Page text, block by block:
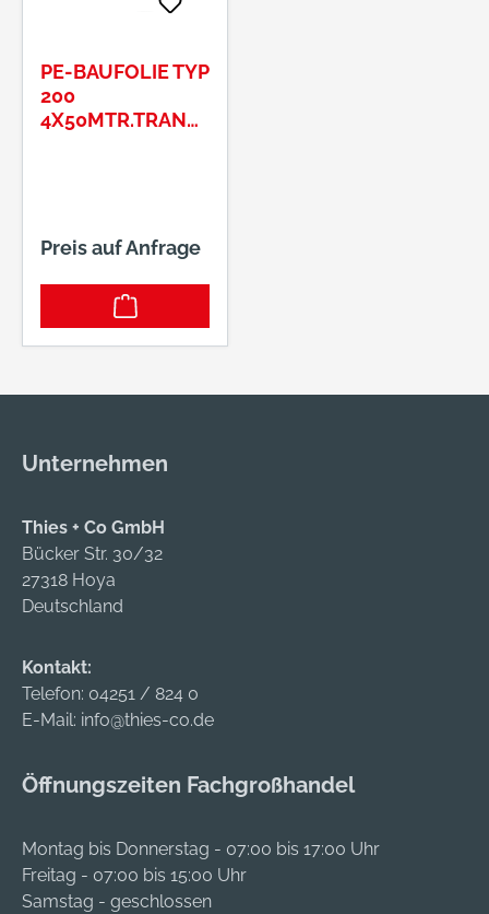
PE-BAUFOLIE TYP
200
4X50MTR.TRANS
Preis auf Anfrage
Unternehmen
Thies + Co GmbH
Bücker Str. 30/32
27318 Hoya
Deutschland
Kontakt:
Telefon: 04251 / 824 0
E-Mail: info@thies-co.de
Öffnungszeiten Fachgroßhandel
Montag bis Donnerstag - 07:00 bis 17:00 Uhr
Freitag - 07:00 bis 15:00 Uhr
Samstag - geschlossen